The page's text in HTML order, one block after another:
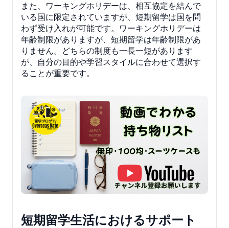
また、ワーキングホリデーは、相互協定を結んで
いる国に限定されていますが、短期留学は国を問
わず受け入れが可能です。ワーキングホリデーは
年齢制限がありますが、短期留学は年齢制限があ
りません。どちらの制度も一長一短があります
が、自分の目的や学習スタイルに合わせて選択す
ることが重要です。
短期留学生活におけるサポート